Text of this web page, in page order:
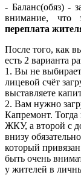
- Баланс(обяз) -
внимание, что
переплата
После того, как
есть 2 варианта
1. Вы не
лицевой счёт
выставляете
2. Вам нужно
Капремонт.
ЖКУ, а второй с
внизу
который
быть очень
у жителей в